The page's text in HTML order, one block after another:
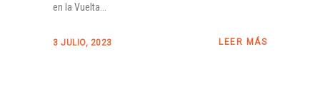
en la Vuelta...
3 JULIO, 2023 LEER MÁS